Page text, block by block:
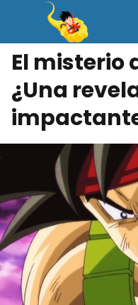
El misterio
¿Una